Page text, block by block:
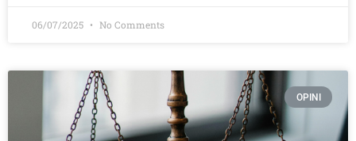
06/07/2025 No Comments
OPINI